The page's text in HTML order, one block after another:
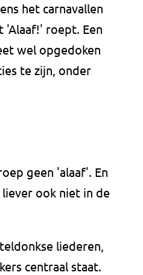
het carnavallen
'Alaaf!' roept. Een
wel opgedoken
te zijn, onder
geen 'alaaf'. En
ook niet in de
liederen,
centraal staat.